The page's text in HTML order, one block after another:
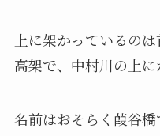
上に架かっているの
高架で、中村川の上
名前はおそらく葭谷橋